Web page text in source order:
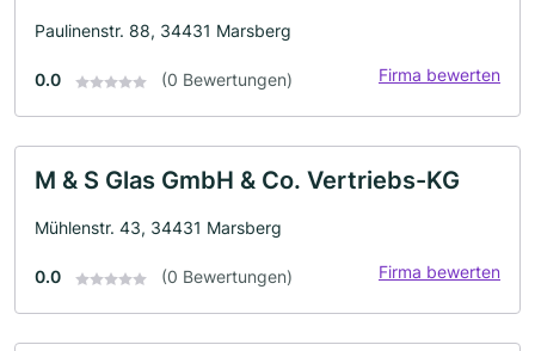
Paulinenstr. 88, 34431 Marsberg
0.0 (0 Bewertungen) Firma bewerten
M & S Glas GmbH & Co. Vertriebs-KG
Mühlenstr. 43, 34431 Marsberg
0.0 (0 Bewertungen) Firma bewerten